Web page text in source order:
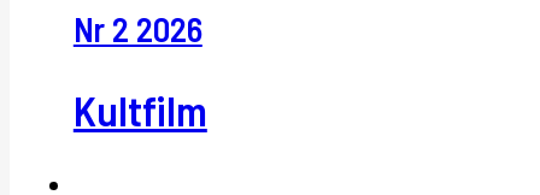
Nr 2 2026
Kultfilm